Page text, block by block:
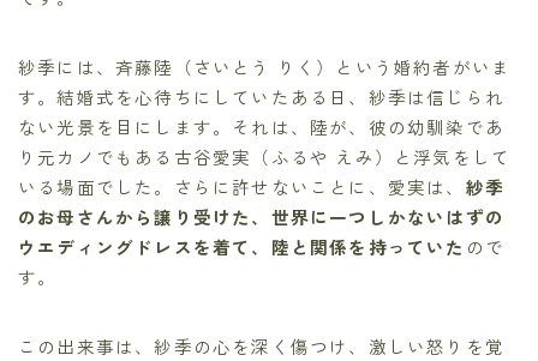
紗季には、斉藤陸（さいとう りく）という婚約者がいま
す。結婚式を心待ちにしていたある日、紗季は信じられ
ない光景を目にします。それは、陸が、彼の幼馴染であ
り元カノでもある古谷愛実（ふるや えみ）と浮気をして
いる場面でした。さらに許せないことに、愛実は、 紗季
のお母さんから譲り受けた、世界に一つしかないはずの
ウエディングドレスを着て、陸と関係を持っていた ので
す。
この出来事は、紗季の心を深く傷つけ、激しい怒りを覚